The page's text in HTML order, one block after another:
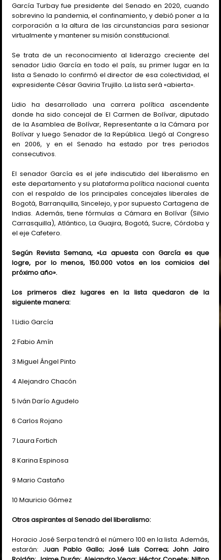
García Turbay fue presidente del Senado en 2020, cuando
sobrevino la pandemia, el confinamiento, y debió poner a la
corporación a la altura de las circunstancias para sesionar
virtualmente y mantener su misión constitucional.
Se trata de un reconocimiento al liderazgo creciente del
senador Lidio García en todo el país, su primer lugar en la
lista a Senado lo confirmó el director de esa colectividad, el
expresidente César Gaviria Trujillo. La lista será «abierta».
Lidio ha desarrollado una carrera política ascendente
donde ha sido concejal de El Carmen de Bolívar, diputado
de la Asamblea de Bolívar, Representante a la Cámara por
Bolívar y luego Senador de la República. Llegó al Congreso
en 2006, y en el Senado ha estado por tres periodos
consecutivos.
El senador García es el jefe indiscutido del liberalismo en
este departamento y su plataforma política nacional cuenta
con el respaldo de los principales concejales liberales de
Bogotá, Barranquilla, Sincelejo, y por supuesto Cartagena de
Indias. Además, tiene fórmulas a Cámara en Bolívar (Silvio
Carrasquilla), Atlántico, La Guajira, Bogotá, Sucre, Córdoba y
el eje Cafetero.
Según Revista Semana, «La apuesta con García es que
logre, por lo menos, 150.000 votos en los comicios del
próximo año».
Los primeros diez lugares en la lista quedaron de la
siguiente manera:
1 Lidio García
2 Fabio Amín
3 Miguel Ángel Pinto
4 Alejandro Chacón
5 Iván Darío Agudelo
6 Carlos Rojano
7 Laura Fortich
8 Karina Espinosa
9 Mario Castaño
10 Mauricio Gómez
Otros aspirantes al Senado del liberalismo:
Horacio José Serpa tendrá el número 100 en la lista. Además,
estarán: Juan Pablo Gallo; José Luis Correa; John Jairo